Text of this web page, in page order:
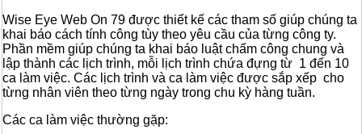
Wise Eye Web On 79 được thiết kế các tham số giúp chúng ta
khai báo cách tính công tùy theo yêu cầu của từng công ty.
Phần mềm giúp chúng ta khai báo luật chấm công chung và
lập thành các lịch trình, mỗi lịch trình chứa đựng từ 1 đến 10
ca làm việc. Các lịch trình và ca làm việc được sắp xếp cho
từng nhân viên theo từng ngày trong chu kỳ hàng tuần.
Các ca làm việc thường gặp: